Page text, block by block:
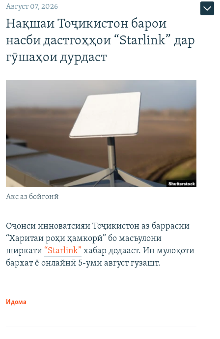
Август 07, 2026
Нақшаи Тоҷикистон барои
насби дастгоҳҳои “Starlink” дар
гӯшаҳои дурдаст
Акс аз бойгонӣ
Оҷонси инноватсияи Тоҷикистон аз баррасии
“Харитаи роҳи ҳамкорӣ” бо масъулони
ширкати “Starlink” хабар додааст. Ин мулоқоти
бархат ё онлайнӣ 5-уми август гузашт.
Идома